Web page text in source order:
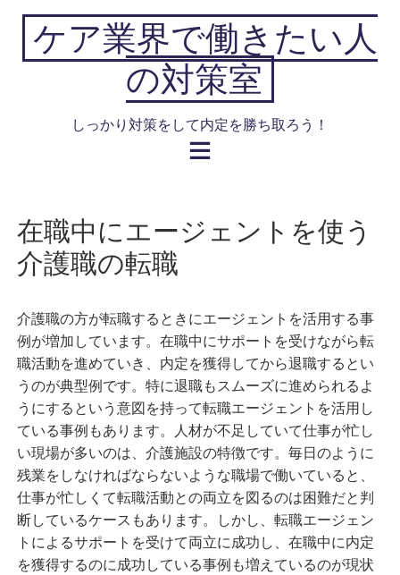
Skip
contentケア業界で働きたい人
の対策室
しっかり対策をして内定を勝ち取ろう！
在職中にエージェントを使う
介護職の転職
介護職の方が転職するときにエージェントを活用する事
例が増加しています。在職中にサポートを受けながら転
職活動を進めていき、内定を獲得してから退職するとい
うのが典型例です。特に退職もスムーズに進められるよ
うにするという意図を持って転職エージェントを活用し
ている事例もあります。人材が不足していて仕事が忙し
い現場が多いのは、介護施設の特徴です。毎日のように
残業をしなければならないような職場で働いていると、
仕事が忙しくて転職活動との両立を図るのは困難だと判
断しているケースもあります。しかし、転職エージェン
トによるサポートを受けて両立に成功し、在職中に内定
を獲得するのに成功している事例も増えているのが現状